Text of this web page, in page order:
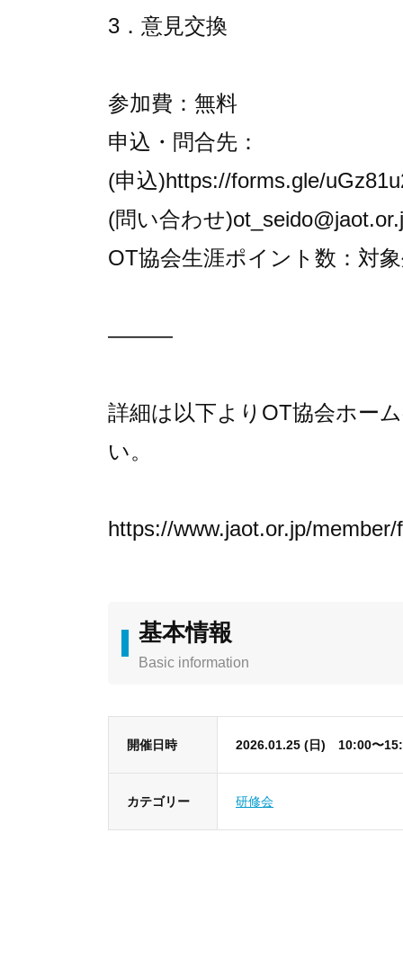
3．意見交換
参加費：無料
申込・問合先：
(申込)https://forms.gle/
(問い合わせ
OT協会生涯ポイント数：対
———
詳細は以下よりOT協会ホー
い。
https://www.jaot.or.jp/
基本情報
Basic information
開催日時 2026.01.25 (日) 10:00〜
カテゴリー 研修会